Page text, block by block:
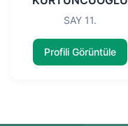
SAY 11.
Profili Görüntüle